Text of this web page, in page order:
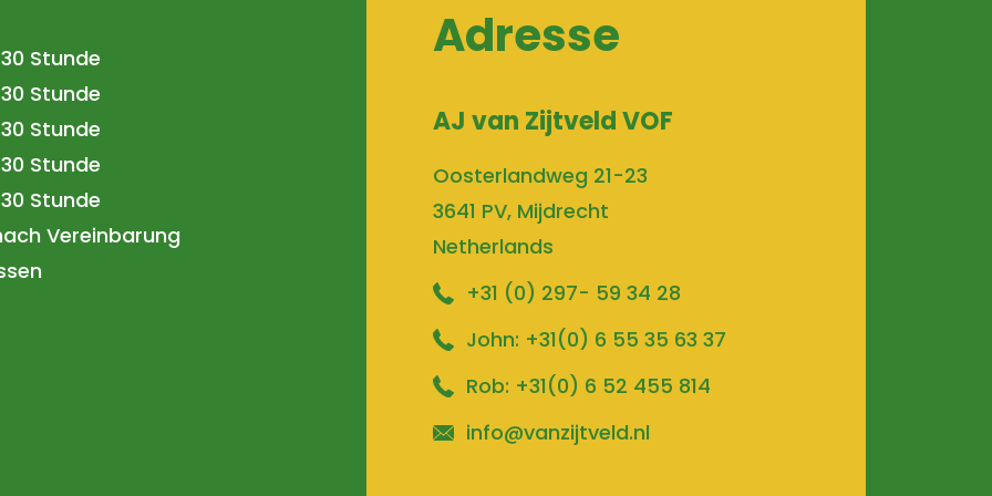
Stunde
Stunde
Stunde
Stunde
Stunde
Vereinbarung
Adresse
AJ van Zijtveld VOF
Oosterlandweg 21-23
3641 PV, Mijdrecht
Netherlands
+31 (0) 297- 59 34 28
John: +31(0) 6 55 35 63 37
Rob: +31(0) 6 52 455 814
info@vanzijtveld.nl